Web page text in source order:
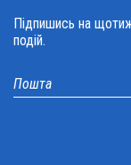
Підпишись на
подій.